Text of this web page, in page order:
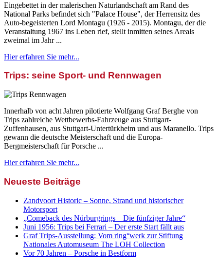
Eingebettet in der malerischen Naturlandschaft am Rand des
National Parks befindet sich "Palace House", der Herrensitz des
Auto-begeisterten Lord Montagu (1926 - 2015). Montagu, der die
Veranstaltung 1967 ins Leben rief, stellt inmitten seines Areals
zweimal im Jahr ...
Hier erfahren Sie mehr...
Trips: seine Sport- und Rennwagen
Innerhalb von acht Jahren pilotierte Wolfgang Graf Berghe von
Trips zahlreiche Wettbewerbs-Fahrzeuge aus Stuttgart-
Zuffenhausen, aus Stuttgart-Untertürkheim und aus Maranello. Trips
gewann die deutsche Meisterschaft und die Europa-
Bergmeisterschaft für Porsche ...
Hier erfahren Sie mehr...
Neueste Beiträge
Zandvoort Historic – Sonne, Strand und historischer
Motorsport
„Comeback des Nürburgrings – Die fünfziger Jahre“
Juni 1956: Trips bei Ferrari – Der erste Start fällt aus
Graf Trips-Ausstellung: Vom ring°werk zur Stiftung
Nationales Automuseum The LOH Collection
Vor 70 Jahren – Porsche in Bestform